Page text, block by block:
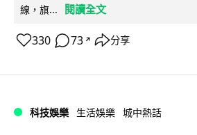
線，旗...
閱讀全文
330 73 ↗ 分享
科技娛樂 生活娛樂 城中熱話